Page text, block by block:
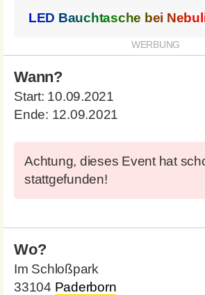
LED Bauchtasche bei
Wann?
Start: 10.09.2021
Ende: 12.09.2021
Achtung, dieses Event hat
stattgefunden!
Wo?
Im Schloßpark
33104 Paderborn